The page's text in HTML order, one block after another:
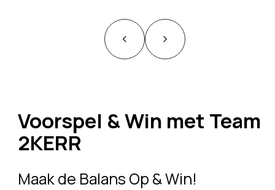
Voorspel & Win met Team
2KERR
Maak de Balans Op & Win!